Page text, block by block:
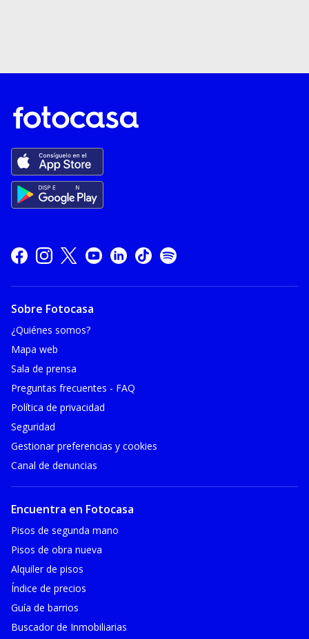
Sobre Fotocasa
¿Quiénes somos?
Mapa web
Sala de prensa
Preguntas frecuentes - FAQ
Política de privacidad
Seguridad
Gestionar preferencias y cookies
Canal de denuncias
Encuentra en Fotocasa
Pisos de segunda mano
Pisos de obra nueva
Alquiler de pisos
Índice de precios
Guía de barrios
Buscador de Inmobiliarias